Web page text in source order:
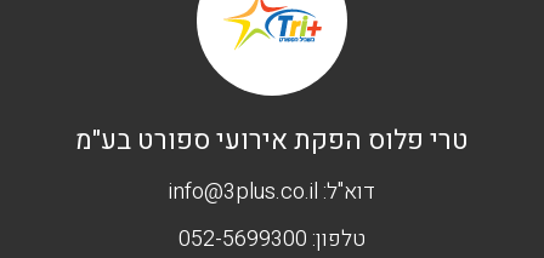
טרי פלוס הפקת אירועי ספורט בע"מ
דוא"ל: info@3plus.co.il
טלפון: 052-5699300